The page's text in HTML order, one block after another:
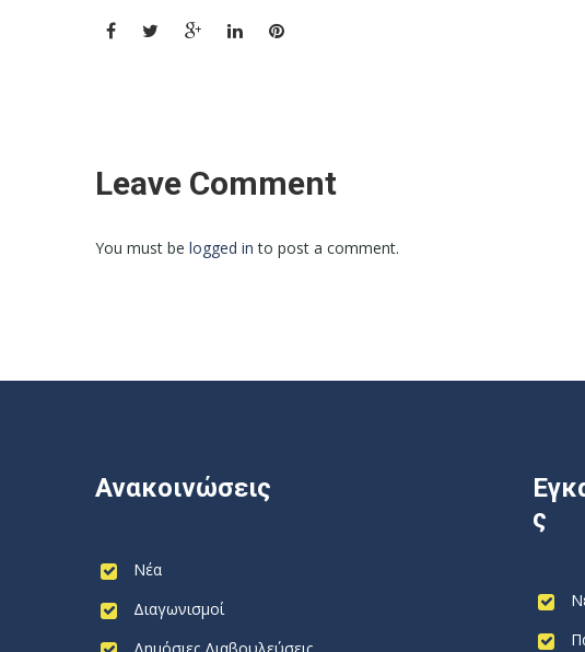
Leave Comment
You must be logged in to post a comment.
Ανακοινώσεις
Νέα
Διαγωνισμοί
ς